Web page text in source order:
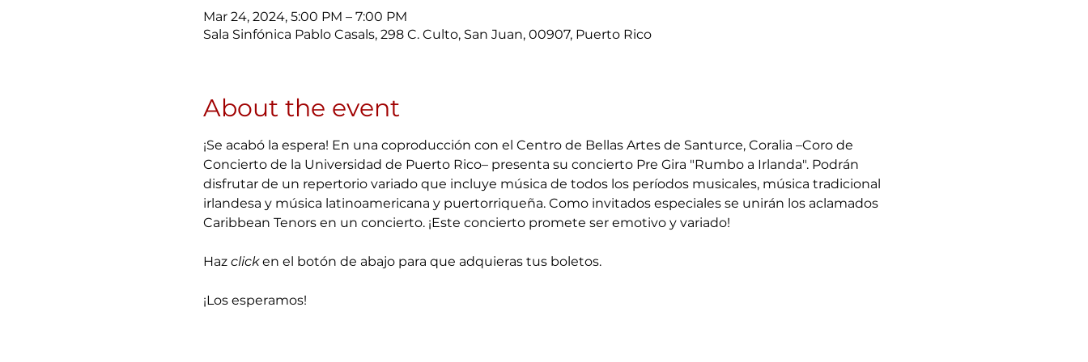
Mar 24, 2024, 5:00 PM – 7:00 PM
Sala Sinfónica Pablo Casals, 298 C. Culto, San Juan, 00907, Puerto Rico
About the event
¡Se acabó la espera! En una coproducción con el Centro de Bellas Artes de Santurce, Coralia –Coro de
Concierto de la Universidad de Puerto Rico– presenta su concierto Pre Gira "Rumbo a Irlanda". Podrán
disfrutar de un repertorio variado que incluye música de todos los períodos musicales, música tradicional
irlandesa y música latinoamericana y puertorriqueña. Como invitados especiales se unirán los aclamados
Caribbean Tenors en un concierto. ¡Este concierto promete ser emotivo y variado!
Haz click en el botón de abajo para que adquieras tus boletos.
¡Los esperamos!